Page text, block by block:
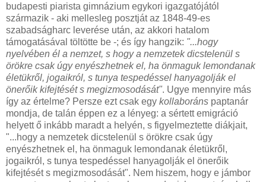
budapesti piarista gimnázium egykori igazgatójától
származik - aki mellesleg posztját az 1848-49-es
szabadságharc leverése után, az akkori hatalom
támogatásával töltötte be -; és így hangzik: "...hogy
nyelvében él a nemzet, s hogy a nemzetek dicstelenül s
örökre csak úgy enyészhetnek el, ha önmaguk lemondanak
életükről, jogaikról, s tunya tespedéssel hanyagolják el
önerőik kifejtését s megizmosodását". Ugye mennyire más
így az értelme? Persze ezt csak egy kollaboráns paptanár
mondja, de talán éppen ez a lényeg: a sértett emigráció
helyett ő inkább maradt a helyén, s figyelmeztette diákjait,
"...hogy a nemzetek dicstelenül s örökre csak úgy
enyészhetnek el, ha önmaguk lemondanak életükről,
jogaikról, s tunya tespedéssel hanyagolják el önerőik
kifejtését s megizmosodását". Nem hiszem, hogy e jámbor